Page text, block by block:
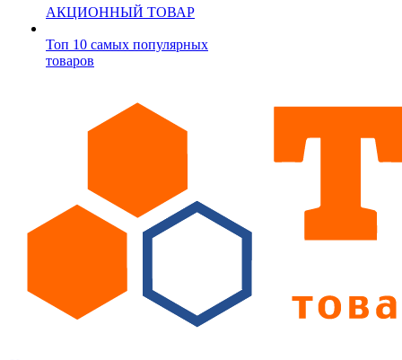
АКЦИОННЫЙ ТОВАР
Топ 10 самых популярных
товаров